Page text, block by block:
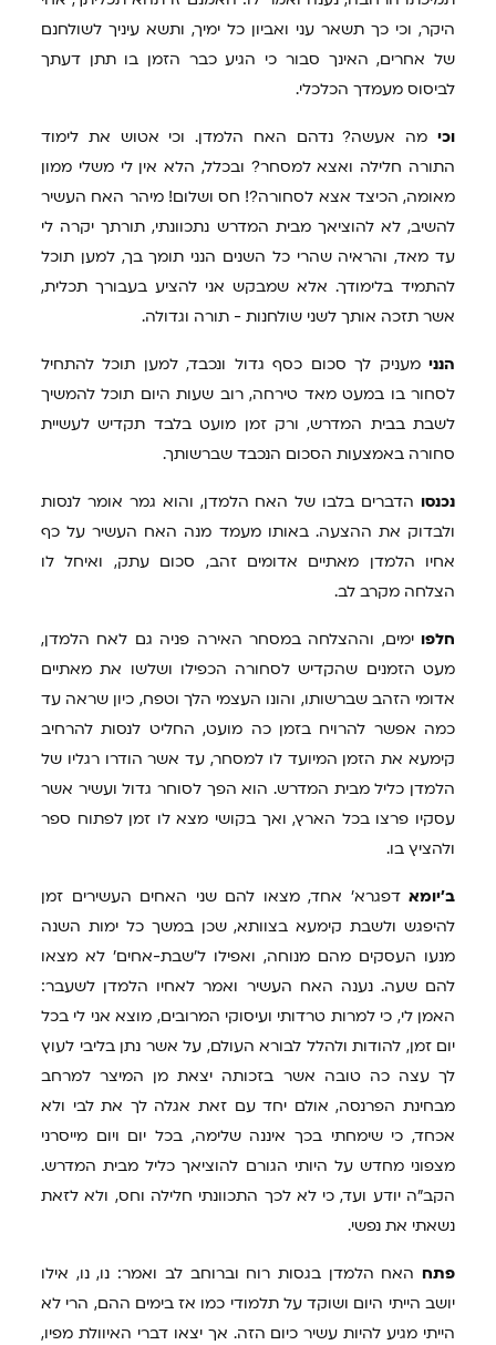
היקר, וכי כך תשאר עני ואביון כל ימיך, ותשא עיניך לשולחנם
של אחרים, האינך סבור כי הגיע כבר הזמן בו תתן דעתך
לביסוס מעמדך הכלכלי.
וכי מה אעשה? נדהם האח הלמדן. וכי אטוש את לימוד
התורה חלילה ואצא למסחר? ובכלל, הלא אין לי משלי ממון
מאומה, הכיצד אצא לסחורה?! חס ושלום! מיהר האח העשיר
להשיב, לא להוציאך מבית המדרש נתכוונתי, תורתך יקרה לי
עד מאד, והראיה שהרי כל השנים הנני תומך בך, למען תוכל
להתמיד בלימודך. אלא שמבקש אני להציע בעבורך תכלית,
אשר תזכה אותך לשני שולחנות - תורה וגדולה.
הנני מעניק לך סכום כסף גדול ונכבד, למען תוכל להתחיל
לסחור בו במעט מאד טירחה, רוב שעות היום תוכל להמשיך
לשבת בבית המדרש, ורק זמן מועט בלבד תקדיש לעשיית
סחורה באמצעות הסכום הנכבד שברשותך.
נכנסו הדברים בלבו של האח הלמדן, והוא גמר אומר לנסות
ולבדוק את ההצעה. באותו מעמד מנה האח העשיר על כף
אחיו הלמדן מאתיים אדומים זהב, סכום עתק, ואיחל לו
הצלחה מקרב לב.
חלפו ימים, וההצלחה במסחר האירה פניה גם לאח הלמדן,
מעט הזמנים שהקדיש לסחורה הכפילו ושלשו את מאתיים
אדומי הזהב שברשותו, והונו העצמי הלך וטפח, כיון שראה עד
כמה אפשר להרויח בזמן כה מועט, החליט לנסות להרחיב
קימעא את הזמן המיועד לו למסחר, עד אשר הודרו רגליו של
הלמדן כליל מבית המדרש. הוא הפך לסוחר גדול ועשיר אשר
עסקיו פרצו בכל הארץ, ואך בקושי מצא לו זמן לפתוח ספר
ולהציץ בו.
ב'יומא דפגרא' אחד, מצאו להם שני האחים העשירים זמן
להיפגש ולשבת קימעא בצוותא, שכן במשך כל ימות השנה
מנעו העסקים מהם מנוחה, ואפילו ל'שבת-אחים' לא מצאו
להם שעה. נענה האח העשיר ואמר לאחיו הלמדן לשעבר:
האמן לי, כי למרות טרדותי ועיסוקי המרובים, מוצא אני לי בכל
יום זמן, להודות ולהלל לבורא העולם, על אשר נתן בליבי לעוץ
לך עצה כה טובה אשר בזכותה יצאת מן המיצר למרחב
מבחינת הפרנסה, אולם יחד עם זאת אגלה לך את לבי ולא
אכחד, כי שימחתי בכך איננה שלימה, בכל יום ויום מייסרני
מצפוני מחדש על היותי הגורם להוציאך כליל מבית המדרש.
הקב"ה יודע ועד, כי לא לכך התכוונתי חלילה וחס, ולא לזאת
נשאתי את נפשי.
פתח האח הלמדן בגסות רוח וברוחב לב ואמר: נו, נו, אילו
יושב הייתי היום ושוקד על תלמודי כמו אז בימים ההם, הרי לא
הייתי מגיע להיות עשיר כיום הזה. אך יצאו דברי האיוולת מפיו,